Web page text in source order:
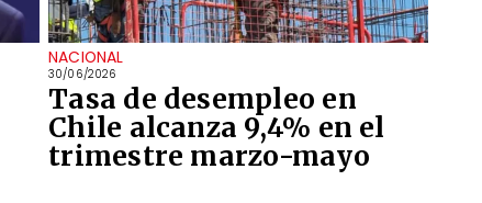
NACIONAL
30/06/2026
Tasa de desempleo en
Chile alcanza 9,4% en el
trimestre marzo-mayo